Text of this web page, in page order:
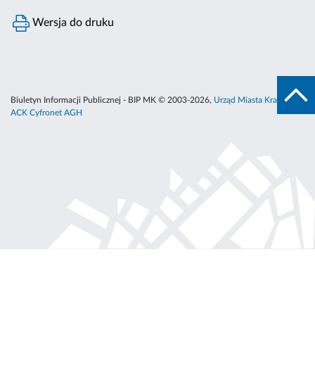
Wersja do druku
Biuletyn Informacji Publicznej - BIP MK © 2003-2026, Urząd Miasta Krakowa
ACK Cyfronet AGH